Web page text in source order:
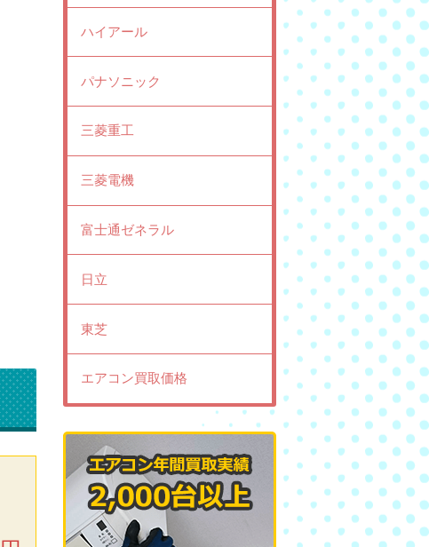
ハイアール
パナソニック
三菱重工
三菱電機
富士通ゼネラル
日立
東芝
エアコン買取価格